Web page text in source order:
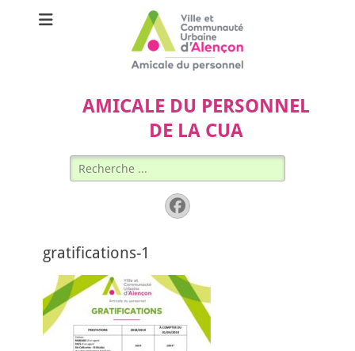
AMICALE DU PERSONNEL
DE LA CUA
Rechercher :
Facebook
gratifications-1